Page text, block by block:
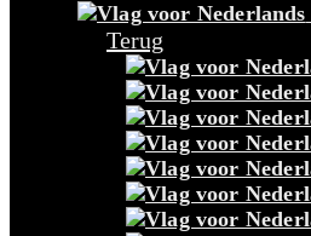
Terug